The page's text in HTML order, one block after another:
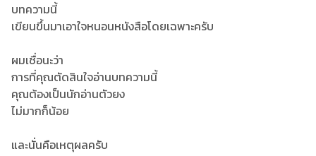
บทความนี้
เขียนขึ้นมาเอาใจหนอนหนังสือโดยเฉพาะครับ
ผมเชื่อนะว่า
การที่คุณตัดสินใจอ่านบทความนี้
คุณต้องเป็นนักอ่านตัวยง
ไม่มากก็น้อย
และนั่นคือเหตุผลครับ